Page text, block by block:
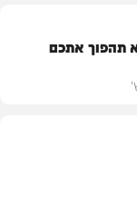
תהפוך אתכם